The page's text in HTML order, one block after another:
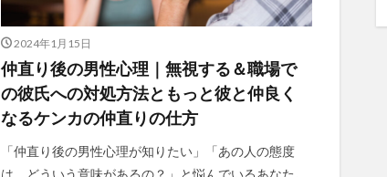
2024年1月15日
仲直り後の男性心理｜無視する＆職場で
の彼氏への対処方法ともっと彼と仲良く
なるケンカの仲直りの仕方
「仲直り後の男性心理が知りたい」「あの人の態度